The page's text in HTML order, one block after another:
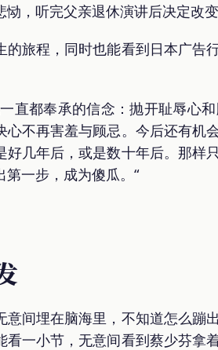
恸，听完父亲退休演讲后决定改
的旅程，同时也能看到日本广告
直都奉承的信念：抛开耻辱心
心不再害羞与顾忌。今后还有机
好几年后，或是数十年后。那样
一步，成为傻瓜。“
间埋在脑海里，不知道怎么蹦
看一小节，无意间看到蔡少芬拿